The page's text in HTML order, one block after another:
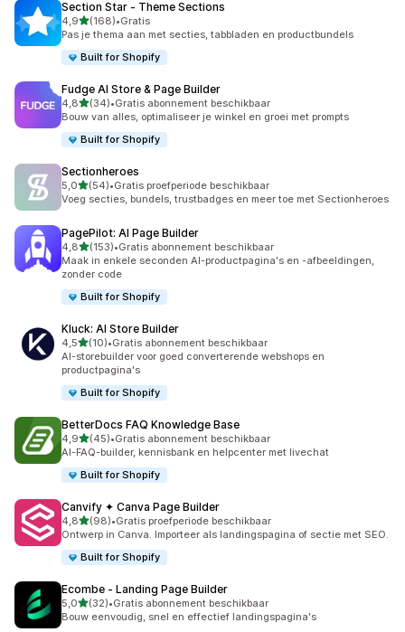
Section Star ‑ Theme Sections
4,9van 5 sterren
(168)
168 recensies in totaal
•Gratis
Pas je thema aan met secties, tabbladen en productbundels
Built for Shopify
Fudge AI Store & Page Builder
4,8van 5 sterren
(34)
34 recensies in totaal
•Gratis abonnement beschikbaar
Bouw van alles, optimaliseer je winkel en groei met prompts
Built for Shopify
Sectionheroes
5,0van 5 sterren
(54)
54 recensies in totaal
•Gratis proefperiode beschikbaar
Voeg secties, bundels, trustbadges en meer toe met Sectionheroes
PagePilot: AI Page Builder
4,8van 5 sterren
(153)
153 recensies in totaal
•Gratis abonnement beschikbaar
Maak in enkele seconden AI-productpagina's en -afbeeldingen,
zonder code
Built for Shopify
Kluck: AI Store Builder
4,5van 5 sterren
(10)
10 recensies in totaal
•Gratis abonnement beschikbaar
AI-storebuilder voor goed converterende webshops en
productpagina's
Built for Shopify
BetterDocs FAQ Knowledge Base
4,9van 5 sterren
(45)
45 recensies in totaal
•Gratis abonnement beschikbaar
AI-FAQ-builder, kennisbank en helpcenter met livechat
Built for Shopify
Canvify ✦ Canva Page Builder
4,8van 5 sterren
(98)
98 recensies in totaal
•Gratis proefperiode beschikbaar
Ontwerp in Canva. Importeer als landingspagina of sectie met SEO.
Built for Shopify
Ecombe ‑ Landing Page Builder
5,0van 5 sterren
(32)
32 recensies in totaal
•Gratis abonnement beschikbaar
Bouw eenvoudig, snel en effectief landingspagina's